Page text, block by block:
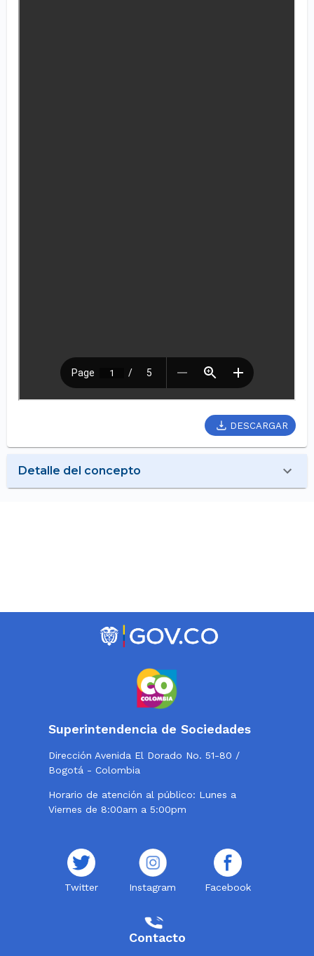
DESCARGAR
Detalle del concepto
Superintendencia de Sociedades
Dirección Avenida El Dorado No. 51-80 /
Bogotá - Colombia
Horario de atención al público: Lunes a
Viernes de 8:00am a 5:00pm
Twitter Instagram Facebook
Contacto